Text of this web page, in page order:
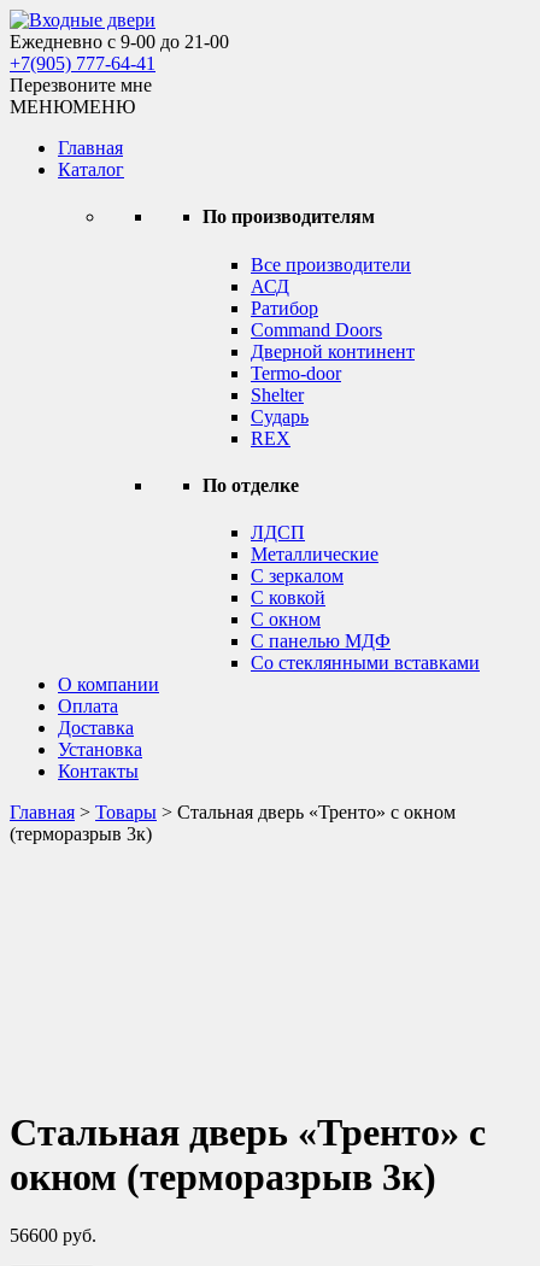
Skip
to
content
Входные двери
Ежедневно с 9-00 до 21-00
+7(905) 777-64-41
Перезвоните мне
МЕНЮМЕНЮ
Главная
Каталог
По производителям
Все производители
АСД
Ратибор
Command Doors
Дверной континент
Termo-door
Shelter
Сударь
REX
По отделке
ЛДСП
Металлические
С зеркалом
С ковкой
С окном
С панелью МДФ
Со стеклянными вставками
О компании
Оплата
Доставка
Установка
Контакты
Главная > Товары > Стальная дверь «Тренто» с окном
(терморазрыв 3к)
Стальная дверь «Тренто» с
окном (терморазрыв 3к)
56600 руб.